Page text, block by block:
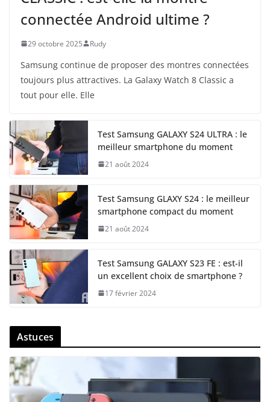
connectée Android ultime ?
29 octobre 2025 Rudy
Samsung continue de proposer des montres connectées
toujours plus attractives. La Galaxy Watch 8 Classic a
tout pour elle. Elle
Test Samsung GALAXY S24 ULTRA : le
meilleur smartphone du moment
21 août 2024
Test Samsung GLAXY S24 : le meilleur
smartphone compact du moment
21 août 2024
Test Samsung GALAXY S23 FE : est-il
un excellent choix de smartphone ?
17 février 2024
Astuces